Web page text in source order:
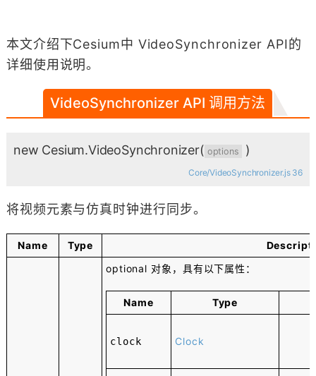
本文介绍下Cesium中 VideoSynchronizer API的
详细使用说明。
VideoSynchronizer API 调用方法
new Cesium.VideoSynchronizer( options )
Core/VideoSynchronizer.js 36
将视频元素与仿真时钟进行同步。
Name Type
optional 对象，具有以下属性：
Name Type
clock Clock